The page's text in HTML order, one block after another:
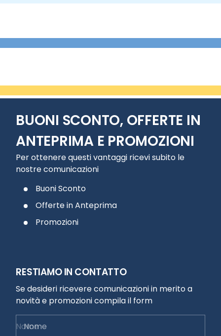
BUONI SCONTO, OFFERTE IN
ANTEPRIMA E PROMOZIONI
Per ottenere questi vantaggi ricevi subito le
nostre comunicazioni
Buoni Sconto
Offerte in Anteprima
Promozioni
RESTIAMO IN CONTATTO
Se desideri ricevere comunicazioni in merito a
novità e promozioni compila il form
Nome